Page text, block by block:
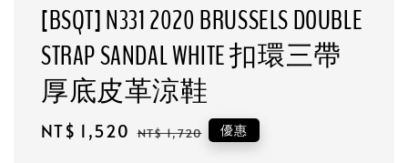
[BSQT] N331 2020 BRUSSELS DOUBLE
STRAP SANDAL WHITE 扣環三帶
厚底皮革涼鞋
Sale
NT$ 1,520 Regular
NT$ 1,720 優惠